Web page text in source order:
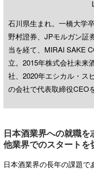
石川県生まれ。一橋大学
野村證券、JPモルガン証
当を経て、MIRAI SAKE
立。2015年株式会社未来
社、2020年エシカル・ス
の会社で代表取締役CEO
日本酒業界への就職を
他業界でのスタートを
日本酒業界の長年の課題